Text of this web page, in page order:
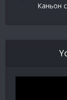
Каньон